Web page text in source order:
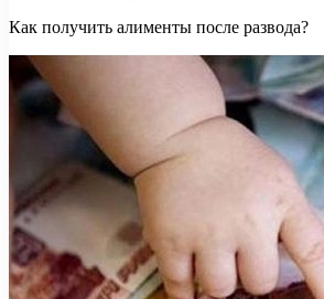
Как получить алименты после развода?